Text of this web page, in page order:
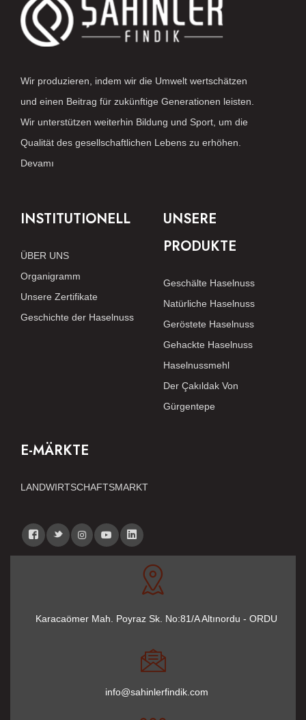
Wir produzieren, indem wir die Umwelt wertschätzen
und einen Beitrag für zukünftige Generationen leisten.
Wir unterstützen weiterhin Bildung und Sport, um die
Qualität des gesellschaftlichen Lebens zu erhöhen.
Devamı
INSTITUTIONELL
ÜBER UNS
Organigramm
Unsere Zertifikate
Geschichte der Haselnuss
UNSERE
PRODUKTE
Geschälte Haselnuss
Natürliche Haselnuss
Geröstete Haselnuss
Gehackte Haselnuss
Haselnussmehl
Der Çakıldak Von
Gürgentepe
E-MÄRKTE
LANDWIRTSCHAFTSMARKT
Karacaömer Mah. Poyraz Sk. No:81/A Altınordu - ORDU
info@sahinlerfindik.com